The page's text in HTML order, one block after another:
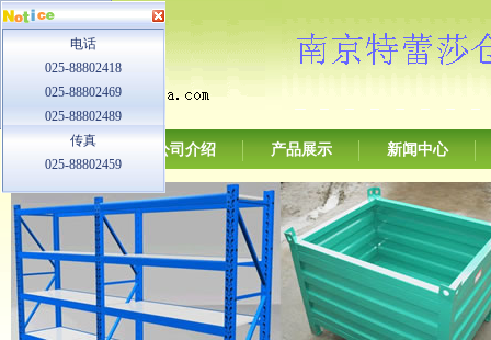
网站首页 公司介绍 产品展示 新闻中心
电话
025-88802418
025-88802469
025-88802489
传真
025-88802459